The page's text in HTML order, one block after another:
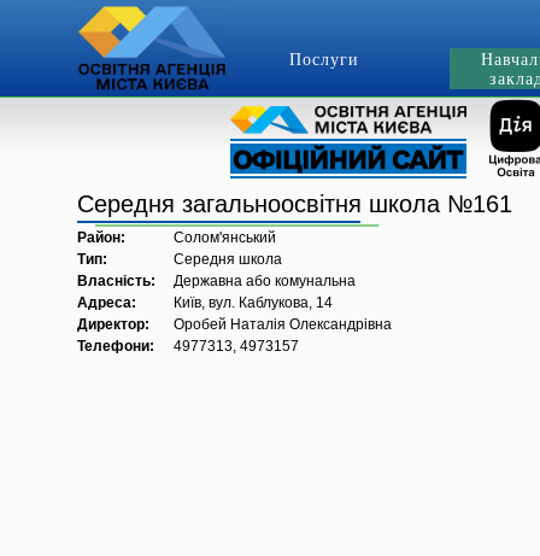
Послуги
Середня загальноосвітня школа №161
Район:
Солом'янський
Тип:
Середня школа
Власність:
Державна або комунальна
Адреса:
Київ, вул. Каблукова, 14
Директор:
Оробей Наталія Олександрівна
Телефони:
4977313, 4973157